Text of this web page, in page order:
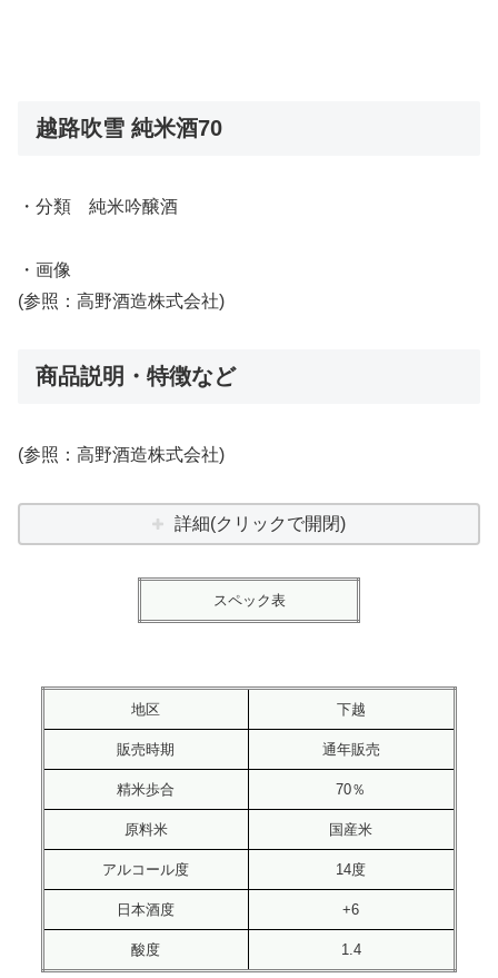
越路吹雪 純米酒70
・分類 純米吟醸酒
・画像
(参照：高野酒造株式会社)
商品説明・特徴など
(参照：高野酒造株式会社)
詳細(クリックで開閉)
スペック表
地区 下越
販売時期 通年販売
精米歩合 70％
原料米 国産米
アルコール度 14度
日本酒度 +6
酸度 1.4